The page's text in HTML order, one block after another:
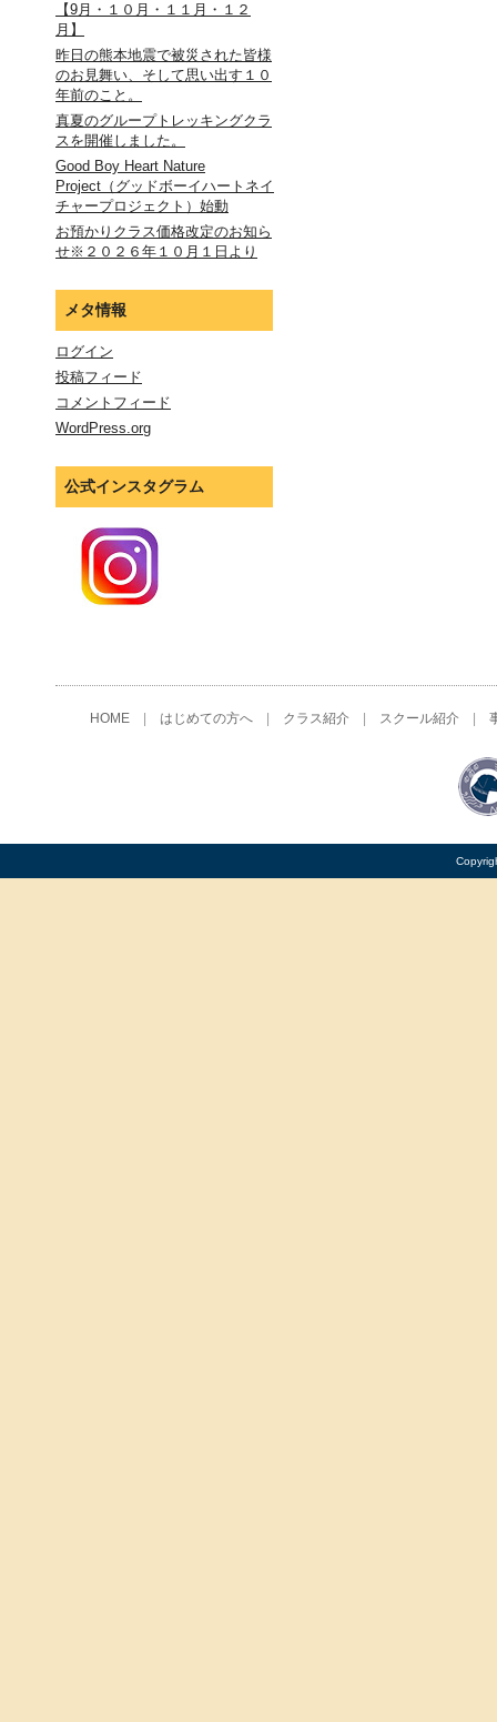
【9月・１０月・１１月・１２
月】
昨日の熊本地震で被災された皆様
のお見舞い、そして思い出す１０
年前のこと。
真夏のグループトレッキングクラ
スを開催しました。
Good Boy Heart Nature
Project（グッドボーイハートネイ
チャープロジェクト）始動
お預かりクラス価格改定のお知ら
せ※２０２６年１０月１日より
メタ情報
ログイン
投稿フィード
コメントフィード
WordPress.org
公式インスタグラム
HOME| はじめての方へ| クラス紹介| スクール紹介|